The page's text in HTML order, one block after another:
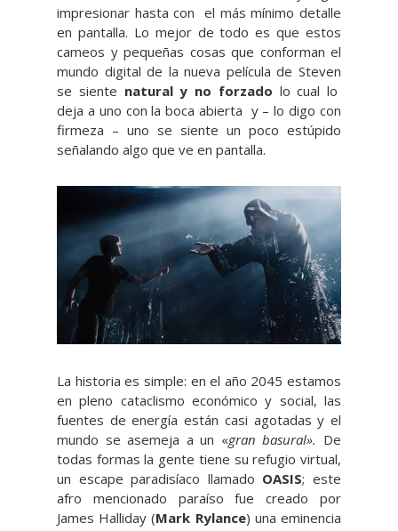
impresionar hasta con el más mínimo detalle
en pantalla. Lo mejor de todo es que estos
cameos y pequeñas cosas que conforman el
mundo digital de la nueva película de Steven
se siente natural y no forzado lo cual lo
deja a uno con la boca abierta y – lo digo con
firmeza – uno se siente un poco estúpido
señalando algo que ve en pantalla.
La historia es simple: en el año 2045 estamos
en pleno cataclismo económico y social, las
fuentes de energía están casi agotadas y el
mundo se asemeja a un «gran basural». De
todas formas la gente tiene su refugio virtual,
un escape paradisíaco llamado OASIS; este
afro mencionado paraíso fue creado por
James Halliday (Mark Rylance) una eminencia